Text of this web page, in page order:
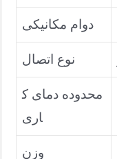
دوام مکانیکی
نوع اتصال
محدوده دمای ک
اری
وزن